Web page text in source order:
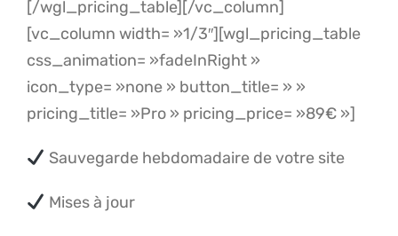
[/wgl_pricing_table][/vc_column]
[vc_column width= »1/3″][wgl_pricing_table
css_animation= »fadeInRight »
icon_type= »none » button_title= » »
pricing_title= »Pro » pricing_price= »89€ »]
Sauvegarde hebdomadaire de votre site
Mises à jour